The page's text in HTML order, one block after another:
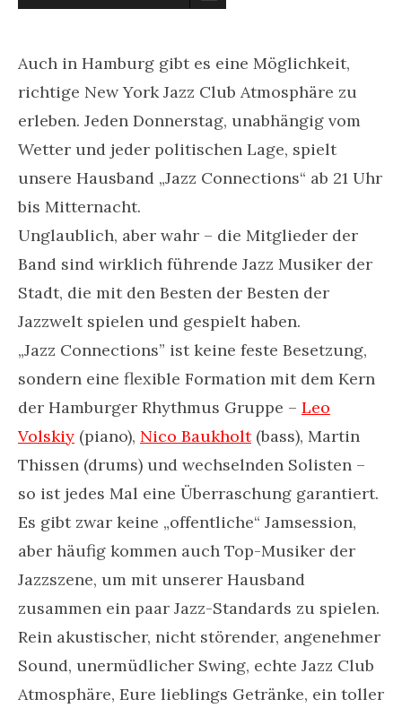
Auch in Hamburg gibt es eine Möglichkeit,
richtige New York Jazz Club Atmosphäre zu
erleben. Jeden Donnerstag, unabhängig vom
Wetter und jeder politischen Lage, spielt
unsere Hausband „Jazz Connections“ ab 21 Uhr
bis Mitternacht.
Unglaublich, aber wahr – die Mitglieder der
Band sind wirklich führende Jazz Musiker der
Stadt, die mit den Besten der Besten der
Jazzwelt spielen und gespielt haben.
„Jazz Connections” ist keine feste Besetzung,
sondern eine flexible Formation mit dem Kern
der Hamburger Rhythmus Gruppe – Leo
Volskiy (piano), Nico Baukholt(bass), Martin
Thissen (drums) und wechselnden Solisten –
so ist jedes Mal eine Überraschung garantiert.
Es gibt zwar keine „offentliche“ Jamsession,
aber häufig kommen auch Top-Musiker der
Jazzszene, um mit unserer Hausband
zusammen ein paar Jazz-Standards zu spielen.
Rein akustischer, nicht störender, angenehmer
Sound, unermüdlicher Swing, echte Jazz Club
Atmosphäre, Eure lieblings Getränke, ein toller